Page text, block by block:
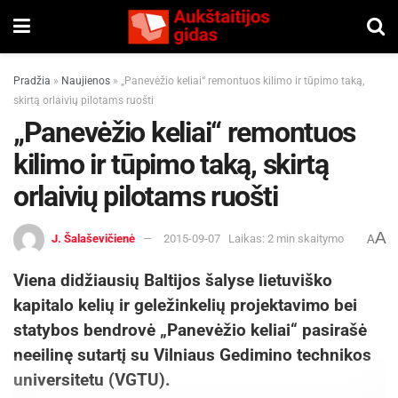
Pradžia » Naujienos » „Panevėžio keliai“ remontuos kilimo ir tūpimo taką,
skirtą orlaivių pilotams ruošti
„Panevėžio keliai“ remontuos
kilimo ir tūpimo taką, skirtą
orlaivių pilotams ruošti
J. Šalaševičienė 2015-09-07 Laikas: 2 min skaitymo AA
Viena didžiausių Baltijos šalyse lietuviško
kapitalo kelių ir geležinkelių projektavimo bei
statybos bendrovė „Panevėžio keliai“ pasirašė
neeilinę sutartį su Vilniaus Gedimino technikos
universitetu (VGTU).